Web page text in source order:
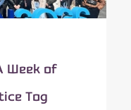
Week of
Tog